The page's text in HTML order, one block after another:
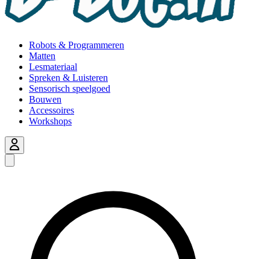
Robots & Programmeren
Matten
Lesmateriaal
Spreken & Luisteren
Sensorisch speelgoed
Bouwen
Accessoires
Workshops